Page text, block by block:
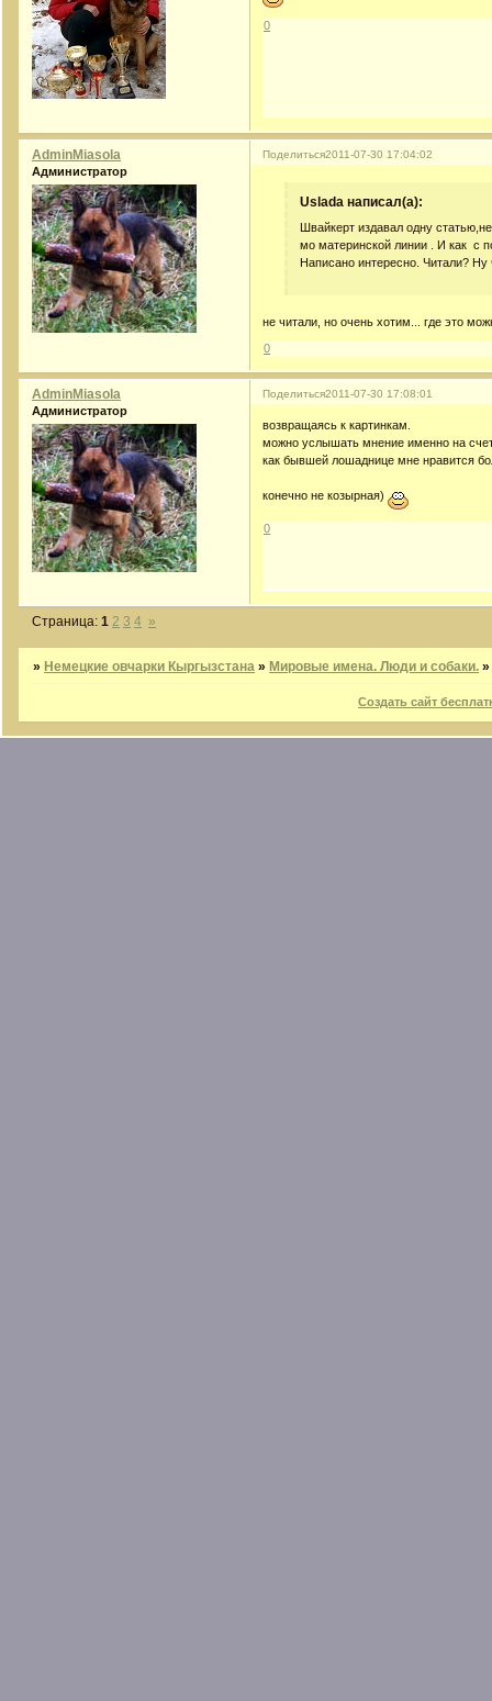
0
Поделиться2011-07-30 17:04:02
AdminMiasola
Администратор
Uslada написал(а):
Швайкерт издавал одну
мо материнской линии . И как с
Написано интересно. Читали? Ну
не читали, но очень хотим... где это
0
Поделиться2011-07-30 17:08:01
AdminMiasola
Администратор
возвращаясь к картинкам.
можно услышать мнение именно на
как бывшей лошаднице мне нравится
конечно не козырная)
0
Страница:1 2 3 4 »
» Немецкие овчарки Кыргызстана » Мировые имена. Люди и собаки.
Создать сайт